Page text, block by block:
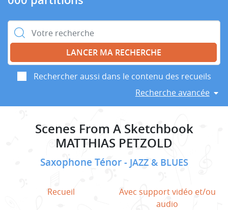
Rechercher :
Rechercher aussi dans le contenu des recueils
Recherche avancée
Scenes From A Sketchbook
MATTHIAS PETZOLD
Saxophone Ténor JAZZ & BLUES
Recueil
Avec support vidéo et/ou
audio